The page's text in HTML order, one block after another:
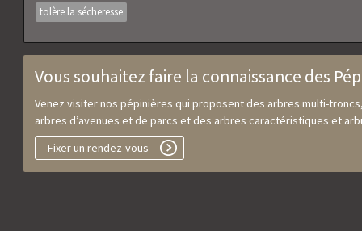
tolère la sécheresse
Vous souhaitez faire la connaissance des
Venez visiter nos pépinières qui proposent des arbres multi-
arbres d’avenues et de parcs et des arbres caractéristiques et
Fixer un rendez-vous